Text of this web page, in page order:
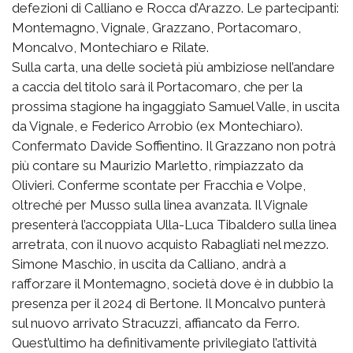
defezioni di Calliano e Rocca d’Arazzo. Le partecipanti:
Montemagno, Vignale, Grazzano, Portacomaro,
Moncalvo, Montechiaro e Rilate.
Sulla carta, una delle società più ambiziose nell’andare
a caccia del titolo sarà il Portacomaro, che per la
prossima stagione ha ingaggiato Samuel Valle, in uscita
da Vignale, e Federico Arrobio (ex Montechiaro).
Confermato Davide Soffientino. Il Grazzano non potrà
più contare su Maurizio Marletto, rimpiazzato da
Olivieri. Conferme scontate per Fracchia e Volpe,
oltreché per Musso sulla linea avanzata. Il Vignale
presenterà l’accoppiata Ulla-Luca Tibaldero sulla linea
arretrata, con il nuovo acquisto Rabagliati nel mezzo.
Simone Maschio, in uscita da Calliano, andrà a
rafforzare il Montemagno, società dove è in dubbio la
presenza per il 2024 di Bertone. Il Moncalvo punterà
sul nuovo arrivato Stracuzzi, affiancato da Ferro.
Quest’ultimo ha definitivamente privilegiato l’attività